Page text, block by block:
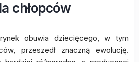
chłopców
obuwia dziecięcego, w tym
przeszedł znaczną ewolucję.